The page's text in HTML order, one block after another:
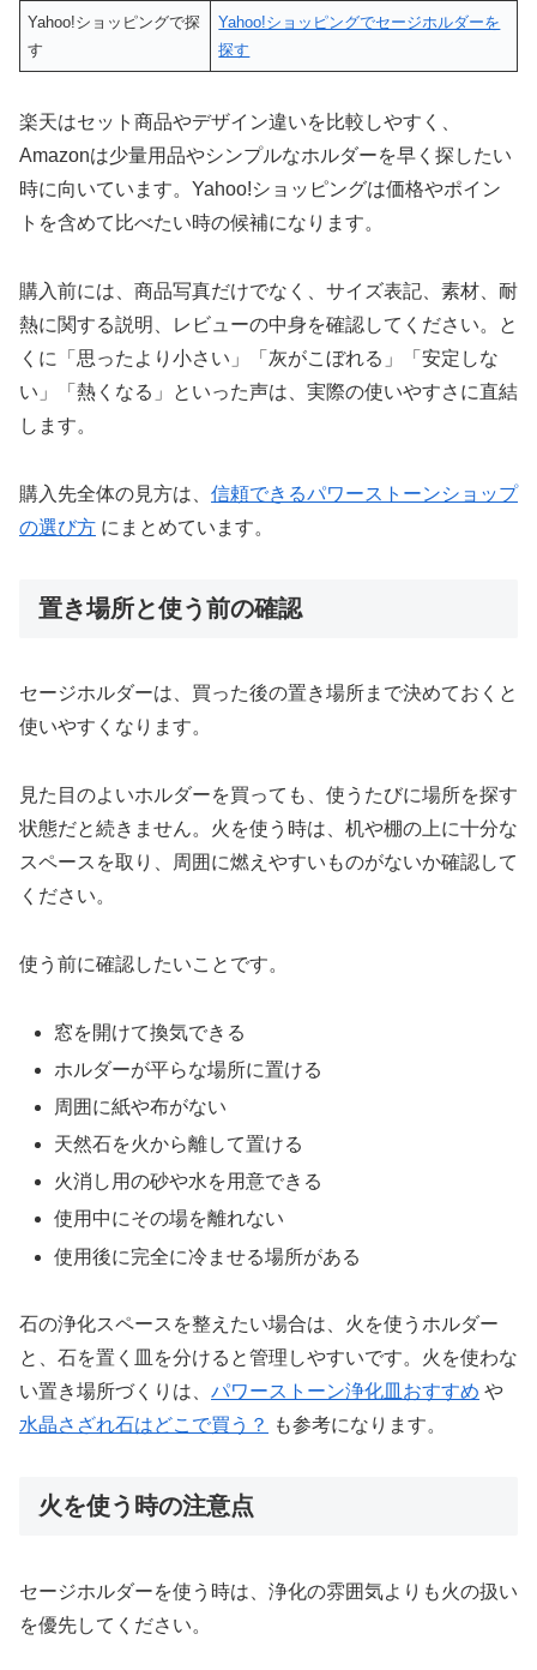
Yahoo!ショッピングで探
す
Yahoo!ショッピングでセージホルダーを
探す
楽天はセット商品やデザイン違いを比較しやすく、
Amazonは少量用品やシンプルなホルダーを早く探したい
時に向いています。Yahoo!ショッピングは価格やポイン
トを含めて比べたい時の候補になります。
購入前には、商品写真だけでなく、サイズ表記、素材、耐
熱に関する説明、レビューの中身を確認してください。と
くに「思ったより小さい」「灰がこぼれる」「安定しな
い」「熱くなる」といった声は、実際の使いやすさに直結
します。
購入先全体の見方は、 信頼できるパワーストーンショップ
の選び方 にまとめています。
置き場所と使う前の確認
セージホルダーは、買った後の置き場所まで決めておくと
使いやすくなります。
見た目のよいホルダーを買っても、使うたびに場所を探す
状態だと続きません。火を使う時は、机や棚の上に十分な
スペースを取り、周囲に燃えやすいものがないか確認して
ください。
使う前に確認したいことです。
窓を開けて換気できる
ホルダーが平らな場所に置ける
周囲に紙や布がない
天然石を火から離して置ける
火消し用の砂や水を用意できる
使用中にその場を離れない
使用後に完全に冷ませる場所がある
石の浄化スペースを整えたい場合は、火を使うホルダー
と、石を置く皿を分けると管理しやすいです。火を使わな
い置き場所づくりは、 パワーストーン浄化皿おすすめ や
水晶さざれ石はどこで買う？
も参考になります。
火を使う時の注意点
セージホルダーを使う時は、浄化の雰囲気よりも火の扱い
を優先してください。